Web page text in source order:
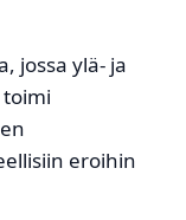
jossa ylä- ja
eroihin